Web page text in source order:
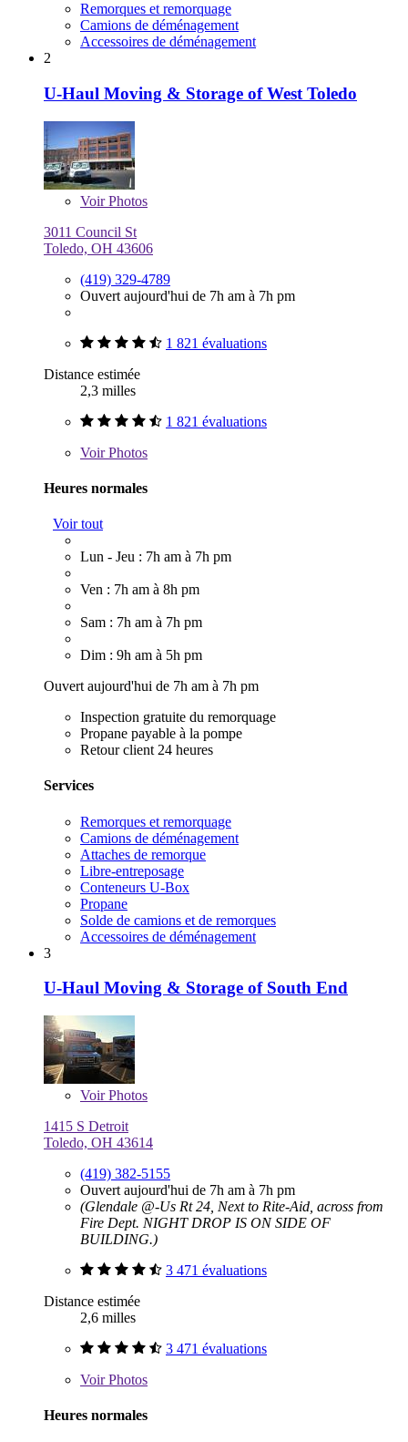
Remorques et remorquage
Camions de déménagement
Accessoires de déménagement
2
U-Haul Moving & Storage of West Toledo
VoirPhotos
3011 Council St
Toledo, OH 43606
(419) 329-4789
Ouvert aujourd'hui de 7h am à 7h pm
1 821 évaluations
Distance estimée
2,3 milles
1 821 évaluations
VoirPhotos
Heures normales
Voir tout
Lun - Jeu : 7h am à 7h pm
Ven : 7h am à 8h pm
Sam : 7h am à 7h pm
Dim : 9h am à 5h pm
Ouvert aujourd'hui de 7h am à 7h pm
Inspection gratuite du remorquage
Propane payable à la pompe
Retour client 24 heures
Services
Remorques et remorquage
Camions de déménagement
Attaches de remorque
Libre-entreposage
Conteneurs U-Box
Propane
Solde de camions et de remorques
Accessoires de déménagement
3
U-Haul Moving & Storage of South End
VoirPhotos
1415 S Detroit
Toledo, OH 43614
(419) 382-5155
Ouvert aujourd'hui de 7h am à 7h pm
(Glendale @-Us Rt 24, Next to Rite-Aid, across from
Fire Dept. NIGHT DROP IS ON SIDE OF
BUILDING.)
3 471 évaluations
Distance estimée
2,6 milles
3 471 évaluations
VoirPhotos
Heures normales